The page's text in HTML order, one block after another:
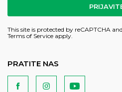
This site is protected by reCAPTCHA
Terms of Service apply.
PRATITE NAS